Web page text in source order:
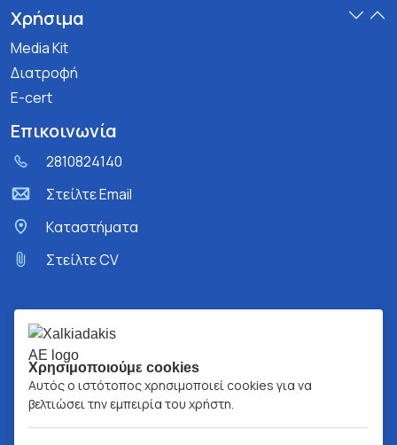
Χρήσιμα
Media Kit
Διατροφή
E-cert
Επικοινωνία
2810824140
Στείλτε Email
Kαταστήματα
Στείλτε CV
Χρησιμοποιούμε cookies
Αυτός ο ιστότοπος χρησιμοποιεί cookies για να
βελτιώσει την εμπειρία του χρήστη.